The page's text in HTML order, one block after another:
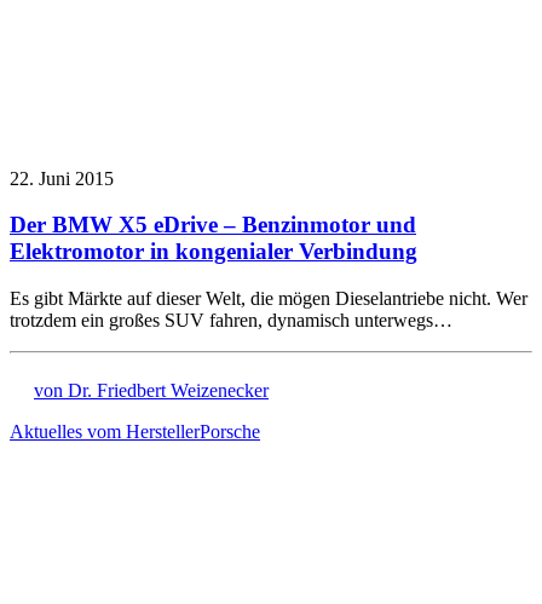
22. Juni 2015
Der BMW X5 eDrive – Benzinmotor und
Elektromotor in kongenialer Verbindung
Es gibt Märkte auf dieser Welt, die mögen Dieselantriebe nicht. Wer
trotzdem ein großes SUV fahren, dynamisch unterwegs…
von Dr. Friedbert Weizenecker
Aktuelles vom HerstellerPorsche